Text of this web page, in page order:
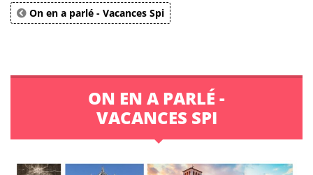
On en a parlé - Vacances Spi
ON EN A PARLÉ -
VACANCES SPI